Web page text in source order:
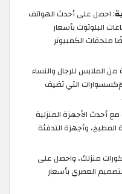
: احصل على أحدث الهواتف
البلوتوث بأسعار
ملحقات الكمبيوتر
الملابس للرجال والنساء
التي تضيف
أحدث الأجهزة المنزلية
المطبخ، وأجهزة التدفئة
منزلك، واحصل على
العصري بأسعار